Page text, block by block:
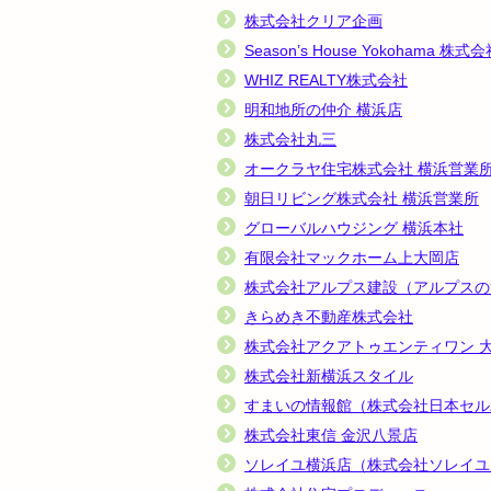
株式会社クリア企画
Season’s House Yokohama 株式会
WHIZ REALTY株式会社
明和地所の仲介 横浜店
株式会社丸三
オークラヤ住宅株式会社 横浜営業
朝日リビング株式会社 横浜営業所
グローバルハウジング 横浜本社
有限会社マックホーム上大岡店
株式会社アルプス建設（アルプスの
きらめき不動産株式会社
株式会社アクアトゥエンティワン
株式会社新横浜スタイル
すまいの情報館（株式会社日本セル
株式会社東信 金沢八景店
ソレイユ横浜店（株式会社ソレイユ